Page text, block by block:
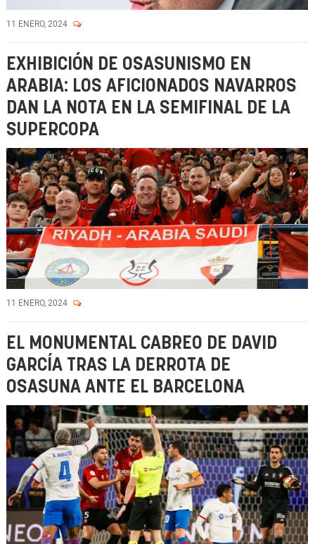
11 ENERO, 2024
EXHIBICIÓN DE OSASUNISMO EN
ARABIA: LOS AFICIONADOS NAVARROS
DAN LA NOTA EN LA SEMIFINAL DE LA
SUPERCOPA
11 ENERO, 2024
EL MONUMENTAL CABREO DE DAVID
GARCÍA TRAS LA DERROTA DE
OSASUNA ANTE EL BARCELONA